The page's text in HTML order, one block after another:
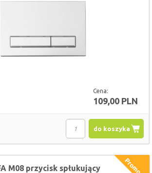
Cena:
109,00 PLN
do koszyka
M08 przycisk spłukujący